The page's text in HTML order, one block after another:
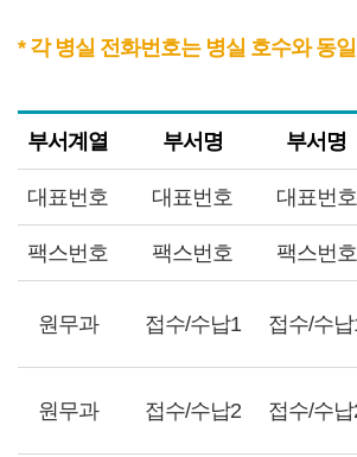
* 각 병실 전화번호는 병실 호수와 동
부서계열 부서명 부서명
대표번호 대표번호 대표번호
팩스번호 팩스번호 팩스번호
원무과 접수/수납1 접수/수
원무과 접수/수납2 접수/수